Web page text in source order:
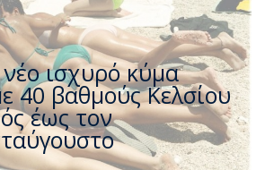
ο Τσίπρας… την ώρα
καίγεται